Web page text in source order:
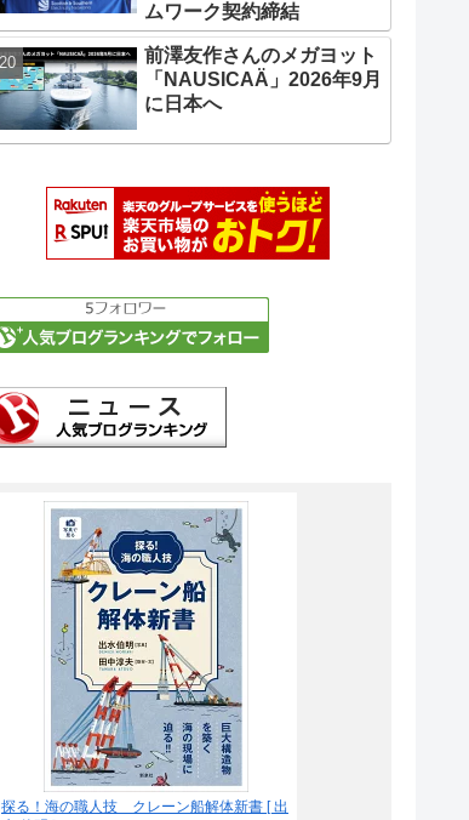
ムワーク契約締結
前澤友作さんのメガヨット
「NAUSICAÄ」2026年9月
に日本へ
探る！海の職人技 クレーン船解体新書 [ 出